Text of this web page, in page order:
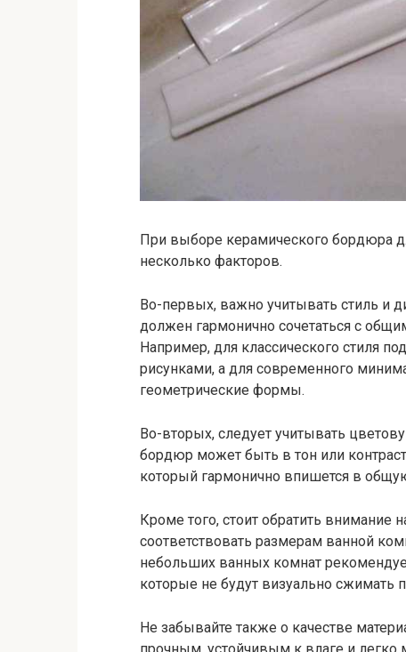
При выборе керамического бордюра
несколько факторов.
Во-первых, важно учитывать стиль и
должен гармонично сочетаться с
Например, для классического стиля
рисунками, а для современного
геометрические формы.
Во-вторых, следует учитывать
бордюр может быть в тон или
который гармонично впишется в
Кроме того, стоит обратить
соответствовать размерам ванной
небольших ванных комнат
которые не будут визуально сжимать
Не забывайте также о качестве